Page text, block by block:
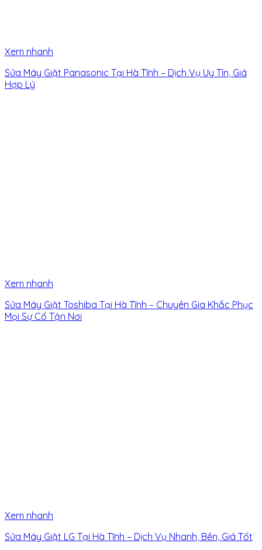
Xem nhanh
Sửa Máy Giặt Panasonic Tại Hà Tĩnh – Dịch Vụ Uy Tín, Giá
Hợp Lý
Xem nhanh
Sửa Máy Giặt Toshiba Tại Hà Tĩnh – Chuyên Gia Khắc Phục
Mọi Sự Cố Tận Nơi
Xem nhanh
Sửa Máy Giặt LG Tại Hà Tĩnh – Dịch Vụ Nhanh, Bền, Giá Tốt